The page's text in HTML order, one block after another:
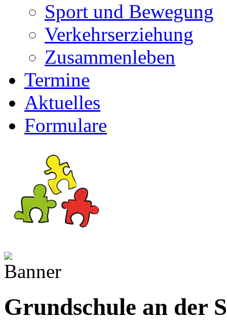
Sport und Bewegung
Verkehrserziehung
Zusammenleben
Termine
Aktuelles
Formulare
Grundschule an der